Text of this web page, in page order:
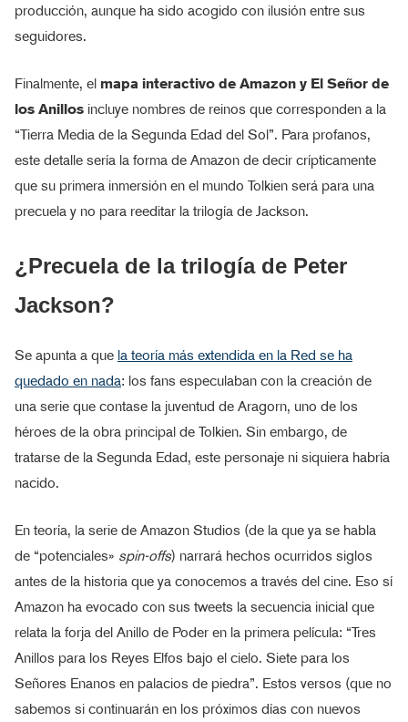
producción, aunque ha sido acogido con ilusión entre sus
seguidores.
Finalmente, el mapa interactivo de Amazon y El Señor de
los Anillos incluye nombres de reinos que corresponden a la
“Tierra Media de la Segunda Edad del Sol”. Para profanos,
este detalle sería la forma de Amazon de decir crípticamente
que su primera inmersión en el mundo Tolkien será para una
precuela y no para reeditar la trilogía de Jackson.
¿Precuela de la trilogía de Peter
Jackson?
Se apunta a que la teoría más extendida en la Red se ha
quedado en nada: los fans especulaban con la creación de
una serie que contase la juventud de Aragorn, uno de los
héroes de la obra principal de Tolkien. Sin embargo, de
tratarse de la Segunda Edad, este personaje ni siquiera habría
nacido.
En teoría, la serie de Amazon Studios (de la que ya se habla
de “potenciales» spin-offs) narrará hechos ocurridos siglos
antes de la historia que ya conocemos a través del cine. Eso sí
Amazon ha evocado con sus tweets la secuencia inicial que
relata la forja del Anillo de Poder en la primera película: “Tres
Anillos para los Reyes Elfos bajo el cielo. Siete para los
Señores Enanos en palacios de piedra”. Estos versos (que no
sabemos si continuarán en los próximos días con nuevos